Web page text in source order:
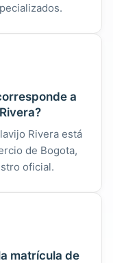
a
Rivera está
de Bogota,
oficial.
matrícula de